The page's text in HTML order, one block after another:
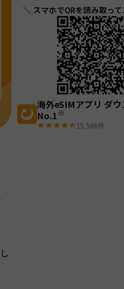
＼ スマホでQRを読み取っ
海外eSIMアプリ ダ
No.1※
15,566件